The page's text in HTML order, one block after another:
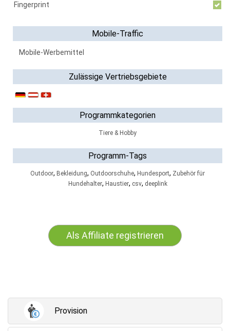
Fingerprint
Mobile-Traffic
Mobile-Werbemittel
Zulässige Vertriebsgebiete
Programmkategorien
Tiere & Hobby
Programm-Tags
Outdoor, Bekleidung, Outdoorschuhe, Hundesport, Zubehör für
Hundehalter, Haustier, csv, deeplink
Als Affiliate registrieren
Provision